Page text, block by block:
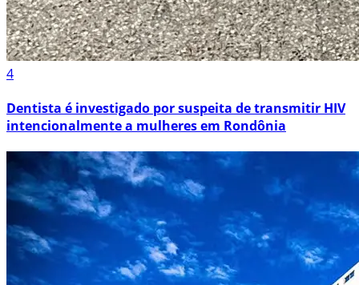
4
Dentista é investigado por suspeita de transmitir HIV
intencionalmente a mulheres em Rondônia